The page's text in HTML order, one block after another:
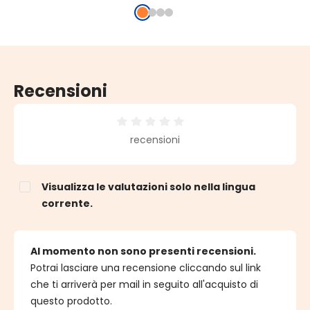
Recensioni
Valutazione media di 0 su 5 stelle
recensioni
Visualizza le valutazioni solo nella lingua
corrente.
Al momento non sono presenti recensioni.
Potrai lasciare una recensione cliccando sul link
che ti arriverà per mail in seguito all'acquisto di
questo prodotto.